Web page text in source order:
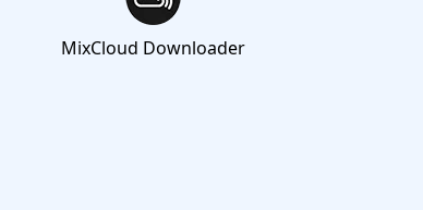
MixCloud Downloader